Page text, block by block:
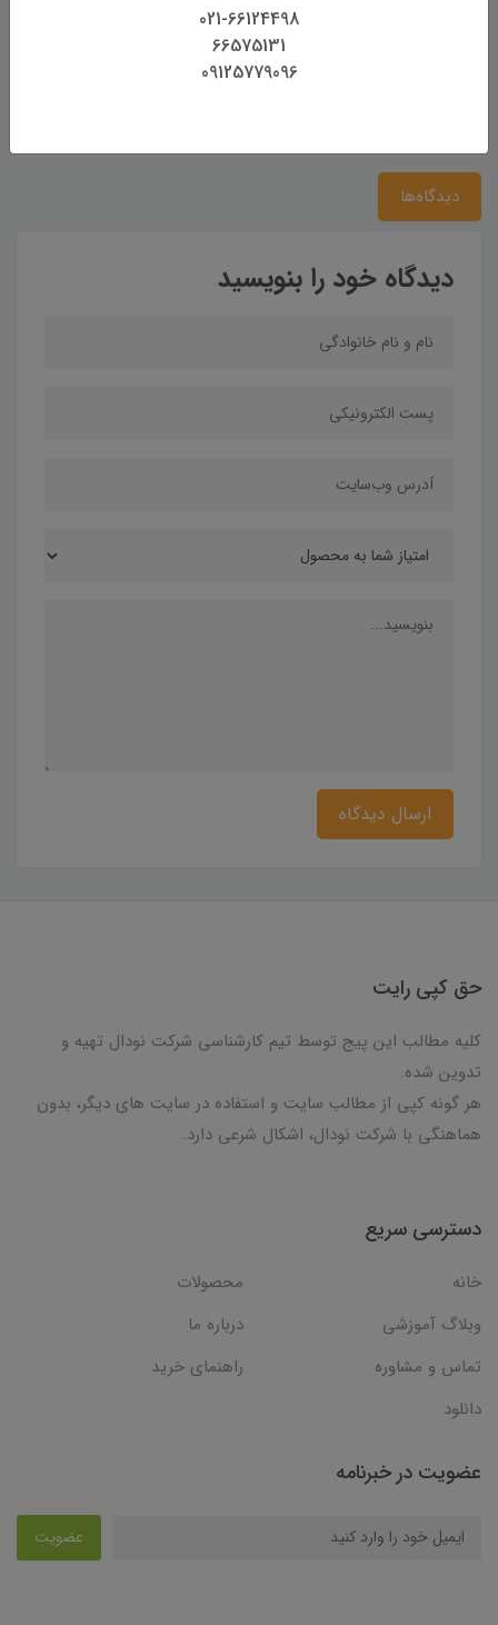
دیدگاه‌ها
دیدگاه خود را بنویسید
ارسال دیدگاه
حق کپی رایت
کلیه مطالب این پیج توسط تیم کارشناسی شرکت نودال تهیه و
تدوین شده.
هر گونه کپی از مطالب سایت و استفاده در سایت های دیگر، بدون
هماهنگی با شرکت نودال، اشکال شرعی دارد.
دسترسی سریع
خانه
محصولات
وبلاگ آموزشی
درباره ما
تماس و مشاوره
راهنمای خرید
دانلود
عضویت در خبرنامه
عضویت
021-66124498
66575131
09125779096